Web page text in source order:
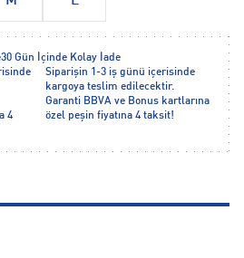
30 Gün İçinde Kolay İade
Siparişin 1-3 iş günü içerisinde
kargoya teslim edilecektir.
Garanti BBVA ve Bonus kartlarına
özel peşin fiyatına 4 taksit!